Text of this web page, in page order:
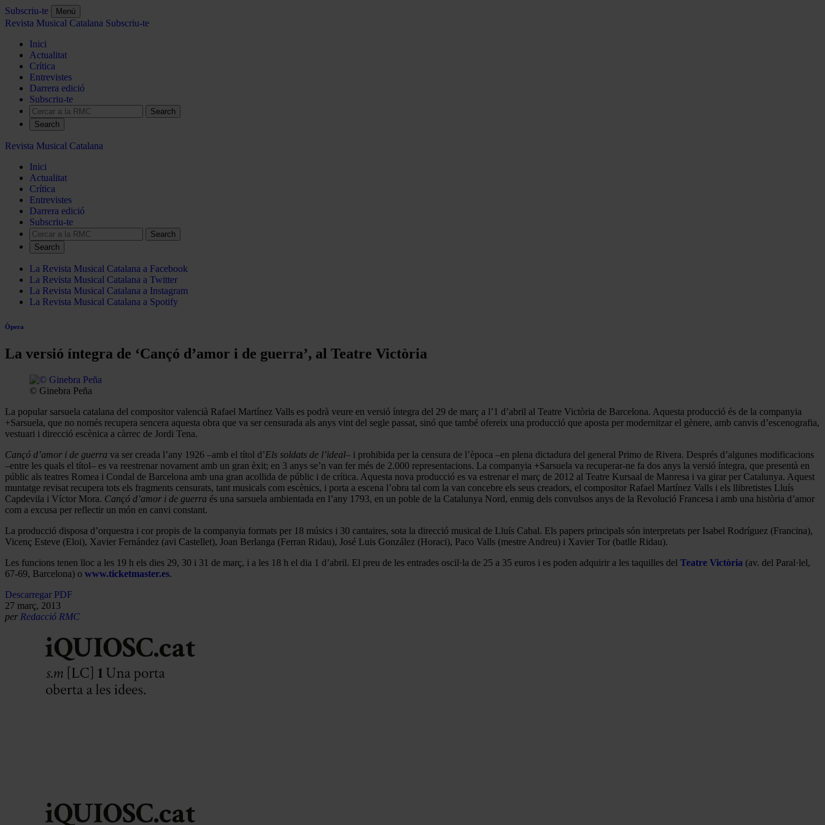
Subscriu-te Menú
Revista Musical Catalana Subscriu-te
Inici
Actualitat
Crítica
Entrevistes
Darrera edició
Subscriu-te
Search
Revista Musical Catalana
Inici
Actualitat
Crítica
Entrevistes
Darrera edició
Subscriu-te
Search
La Revista Musical Catalana a Facebook
La Revista Musical Catalana a Twitter
La Revista Musical Catalana a Instagram
La Revista Musical Catalana a Spotify
Òpera
La versió íntegra de ‘Cançó d’amor i de guerra’, al Teatre Victòria
© Ginebra Peña
La popular sarsuela catalana del compositor valencià Rafael Martínez Valls es podrà veure en versió íntegra del 29 de març a l’1 d’abril al Teatre Victòria de Barcelona. Aquesta producció és de la companyia
+Sarsuela, que no només recupera sencera aquesta obra que va ser censurada als anys vint del segle passat, sinó que també ofereix una producció que aposta per modernitzar el gènere, amb canvis d’escenografia,
vestuari i direcció escènica a càrrec de Jordi Tena.
Cançó d’amor i de guerra va ser creada l’any 1926 –amb el títol d’Els soldats de l’ideal– i prohibida per la censura de l’època –en plena dictadura del general Primo de Rivera. Després d’algunes modificacions
–entre les quals el títol– es va reestrenar novament amb un gran èxit; en 3 anys se’n van fer més de 2.000 representacions. La companyia +Sarsuela va recuperar-ne fa dos anys la versió íntegra, que presentà en
públic als teatres Romea i Condal de Barcelona amb una gran acollida de públic i de crítica. Aquesta nova producció es va estrenar el març de 2012 al Teatre Kursaal de Manresa i va girar per Catalunya. Aquest
muntatge revisat recupera tots els fragments censurats, tant musicals com escènics, i porta a escena l’obra tal com la van concebre els seus creadors, el compositor Rafael Martínez Valls i els llibretistes Lluís
Capdevila i Víctor Mora. Cançó d’amor i de guerra és una sarsuela ambientada en l’any 1793, en un poble de la Catalunya Nord, enmig dels convulsos anys de la Revolució Francesa i amb una història d’amor
com a excusa per reflectir un món en canvi constant.
La producció disposa d’orquestra i cor propis de la companyia formats per 18 músics i 30 cantaires, sota la direcció musical de Lluís Cabal. Els papers principals són interpretats per Isabel Rodríguez (Francina),
Vicenç Esteve (Eloi), Xavier Fernández (avi Castellet), Joan Berlanga (Ferran Ridau), José Luis González (Horaci), Paco Valls (mestre Andreu) i Xavier Tor (batlle Ridau).
Les funcions tenen lloc a les 19 h els dies 29, 30 i 31 de març, i a les 18 h el dia 1 d’abril. El preu de les entrades oscil·la de 25 a 35 euros i es poden adquirir a les taquilles del Teatre Victòria (av. del Paral·lel,
67-69, Barcelona) o www.ticketmaster.es.
Descarregar PDF
27 març, 2013
per Redacció RMC